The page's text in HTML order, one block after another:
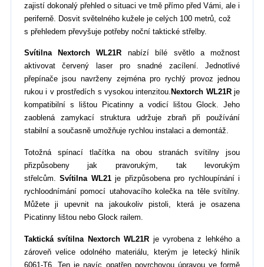
zajistí dokonalý přehled o situaci ve tmě přímo před Vámi, ale i
periferně. Dosvit světelného kužele je celých 100 metrů, což
s přehledem převyšuje potřeby noční taktické střelby.
Svítilna Nextorch WL21R
nabízí bílé světlo a možnost
aktivovat červený laser pro snadné zacílení.
Jednotlivé
přepínače jsou navrženy zejména pro rychlý provoz jednou
rukou i v prostředích s vysokou intenzitou. Nextorch WL21R je
kompatibilní s lištou Picatinny a vodicí lištou Glock.
Jeho
zaoblená zamykací struktura udržuje zbraň při používání
stabilní a současně umožňuje rychlou instalaci a demontáž.
Totožná spínací tlačítka na obou stranách svítilny jsou
přizpůsobeny jak pravorukým, tak levorukým
střelcům. Svítilna WL21 je přizpůsobena pro rychloupínání i
rychloodnímání pomocí utahovacího kolečka na těle svítilny.
Můžete ji upevnit na jakoukoliv pistoli, která je osazena
Picatinny lištou nebo Glock railem.
Taktická svítilna Nextorch WL21R je vyrobena z lehkého a
zároveň velice odolného materiálu, kterým je letecký hliník
6061-T6. Ten je navíc opatřen povrchovou úpravou ve formě